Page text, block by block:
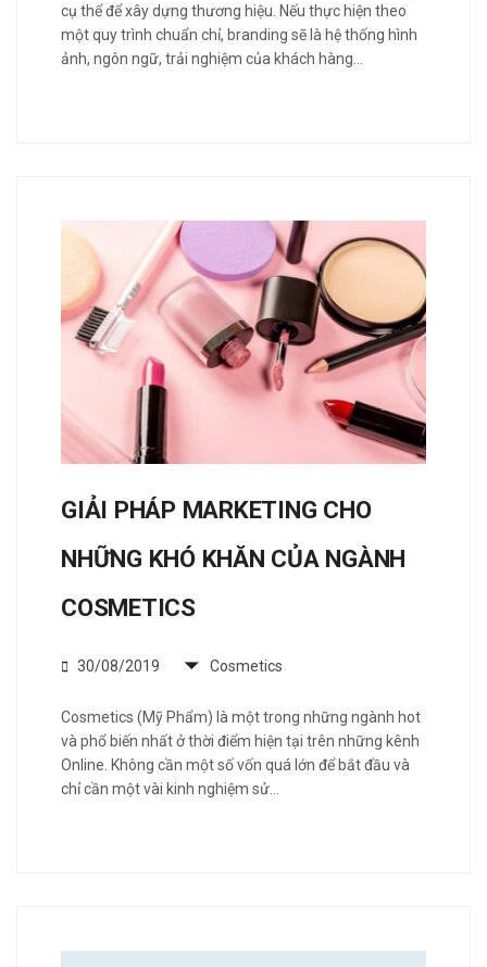
cụ thể để xây dựng thương hiệu. Nếu thực hiện theo
một quy trình chuẩn chỉ, branding sẽ là hệ thống hình
ảnh, ngôn ngữ, trải nghiệm của khách hàng…
GIẢI PHÁP MARKETING CHO
NHỮNG KHÓ KHĂN CỦA NGÀNH
COSMETICS
30/08/2019 Cosmetics
Cosmetics (Mỹ Phẩm) là một trong những ngành hot
và phổ biến nhất ở thời điểm hiện tại trên những kênh
Online. Không cần một số vốn quá lớn để bắt đầu và
chỉ cần một vài kinh nghiệm sử…